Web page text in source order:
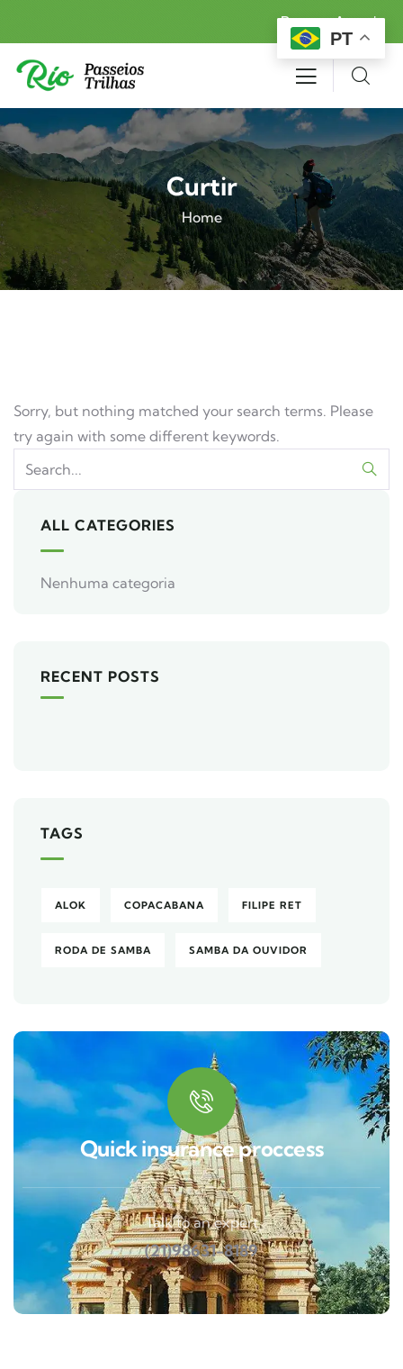
Reserva Agora!
Curtir
Home
Sorry, but nothing matched your search terms. Please
try again with some different keywords.
ALL CATEGORIES
Nenhuma categoria
RECENT POSTS
TAGS
ALOK COPACABANA FILIPE RET
RODA DE SAMBA SAMBA DA OUVIDOR
Quick insurance proccess
Talk to an expert
(21)98631-8189
PT